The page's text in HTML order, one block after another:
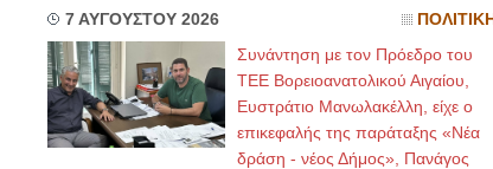
7 ΑΥΓΟΥΣΤΟΥ 2026 ΠΟΛΙΤΙΚΗ
Συνάντηση με τον Πρόεδρο του
ΤΕΕ Βορειοανατολικού Αιγαίου,
Ευστράτιο Μανωλακέλλη, είχε ο
επικεφαλής της παράταξης «Νέα
δράση - νέος Δήμος», Πανάγος